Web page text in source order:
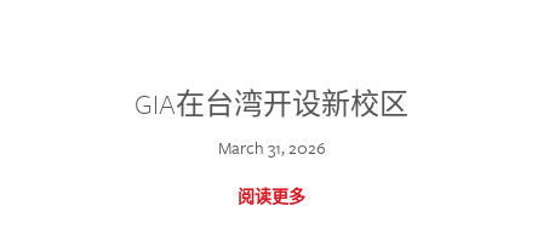
GIA在台湾开设新校区
March 31, 2026
阅读更多